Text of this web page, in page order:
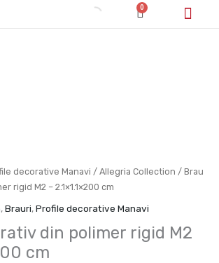
0
Cart
decorative Manavi / Allegria Collection / Brau
rigid M2 – 2.1×1.1×200 cm
,Brauri,Profile decorative Manavi
din polimer rigid M2
cm